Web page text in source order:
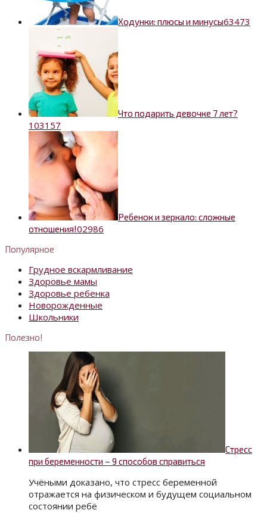
Ходунки: плюсы и минусы63473
Что подарить девочке 7 лет?
103157
Ребенок и зеркало: сложные
отношения!02986
Популярное
Грудное вскармливание
Здоровье мамы
Здоровье ребенка
Новорожденные
Школьники
Полезно!
Стресс
при беременности – 9 способов справиться
Учёными доказано, что стресс беременной
отражается на физическом и будущем социальном
состоянии ребё